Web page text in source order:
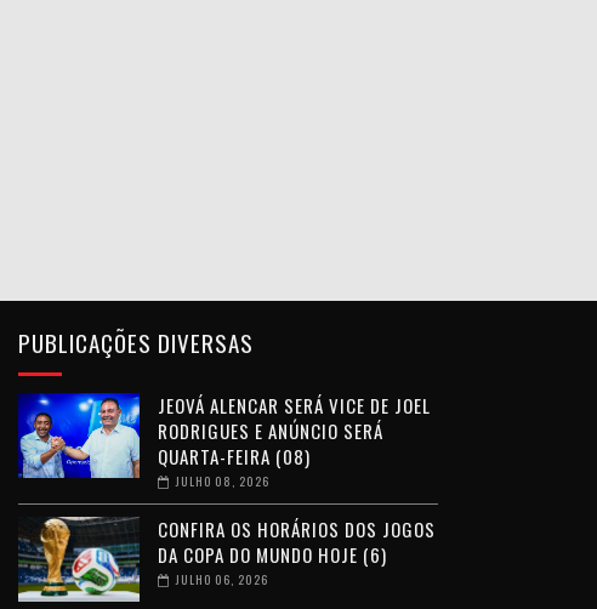
PUBLICAÇÕES DIVERSAS
JEOVÁ ALENCAR SERÁ VICE DE JOEL
RODRIGUES E ANÚNCIO SERÁ
QUARTA-FEIRA (08)
JULHO 08, 2026
CONFIRA OS HORÁRIOS DOS JOGOS
DA COPA DO MUNDO HOJE (6)
JULHO 06, 2026